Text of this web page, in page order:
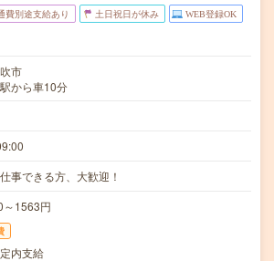
費別途支給あり 土日祝日が休み WEB登録OK
市
から車10分
事できる方、大歓迎！
1563円
内支給